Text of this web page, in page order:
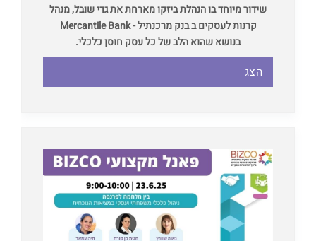
שידור מיוחד בו הנהלת ביזקו מארחת את גדי שובל, מנהל
קרנות לעסקים ב בנק מרכנתיל - Mercantile Bank
בנושא שהוא הלב של כל עסק חוסן כלכלי.
הצג